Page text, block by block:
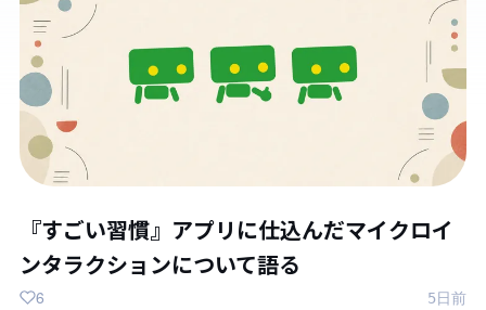
『すごい習慣』アプリに仕込んだマイクロイ
ンタラクションについて語る
5日前
6